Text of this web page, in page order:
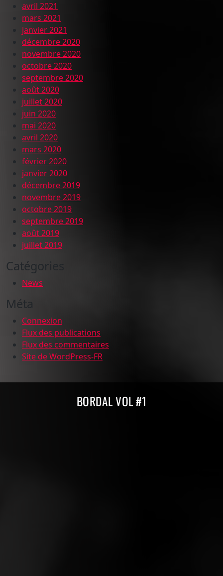
avril 2021
mars 2021
janvier 2021
décembre 2020
novembre 2020
octobre 2020
septembre 2020
août 2020
juillet 2020
juin 2020
mai 2020
avril 2020
mars 2020
février 2020
janvier 2020
décembre 2019
novembre 2019
octobre 2019
septembre 2019
août 2019
juillet 2019
Catégories
News
Méta
Connexion
Flux des publications
Flux des commentaires
Site de WordPress-FR
BORDAL VOL #1